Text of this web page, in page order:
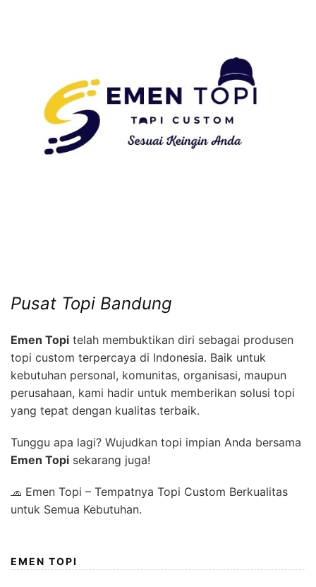
Pusat Topi Bandung
Emen Topi telah membuktikan diri sebagai produsen
topi custom terpercaya di Indonesia. Baik untuk
kebutuhan personal, komunitas, organisasi, maupun
perusahaan, kami hadir untuk memberikan solusi topi
yang tepat dengan kualitas terbaik.
Tunggu apa lagi? Wujudkan topi impian Anda bersama
Emen Topi sekarang juga!
🧢 Emen Topi – Tempatnya Topi Custom Berkualitas
untuk Semua Kebutuhan.
EMEN TOPI